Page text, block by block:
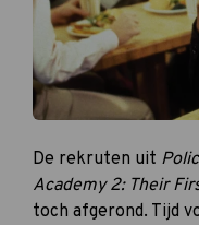
De rekruten uit
Academy 2: Their
toch afgerond. Tijd